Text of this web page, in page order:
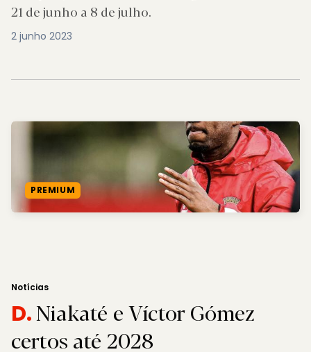
21 de junho a 8 de julho.
2 junho 2023
PREMIUM
Notícias
D.Niakaté e Víctor Gómez
certos até 2028